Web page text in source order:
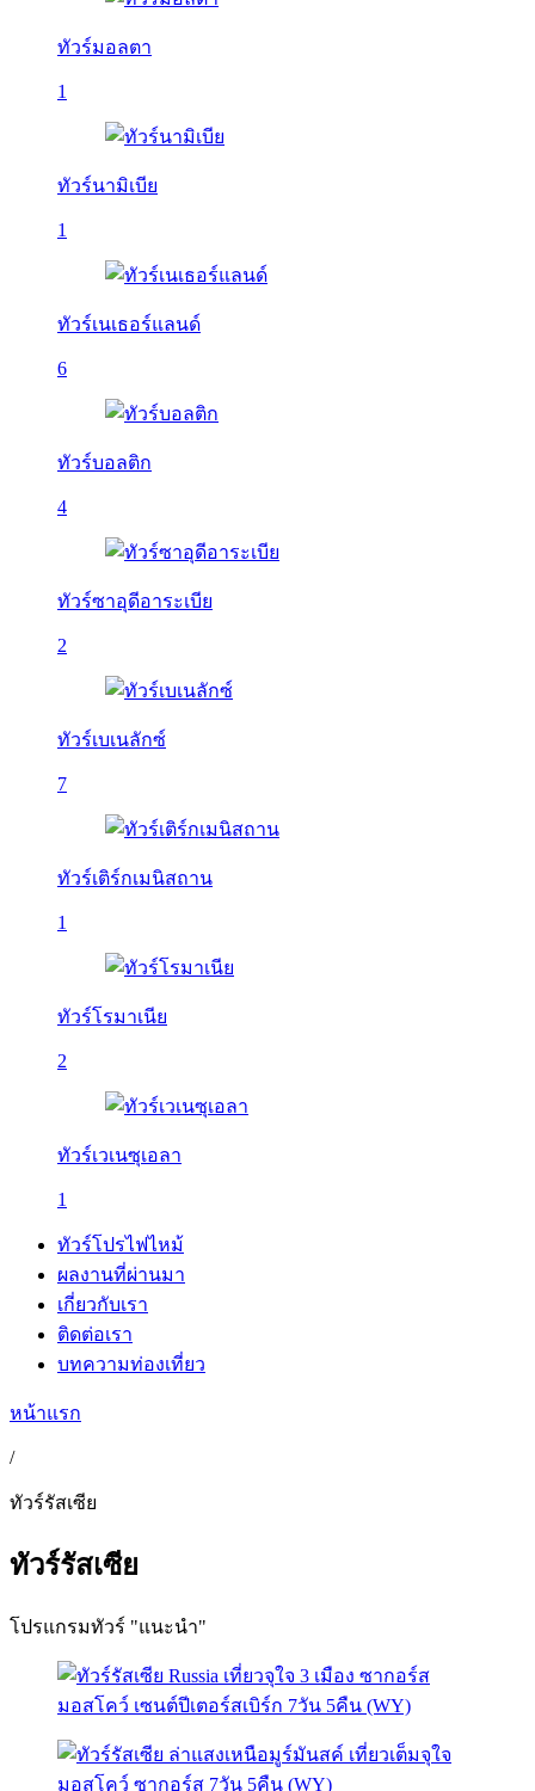
ทัวร์มอลตา
1
ทัวร์นามิเบีย
1
ทัวร์เนเธอร์แลนด์
6
ทัวร์บอลติก
4
ทัวร์ซาอุดีอาระเบีย
2
ทัวร์เบเนลักซ์
7
ทัวร์เติร์กเมนิสถาน
1
ทัวร์โรมาเนีย
2
ทัวร์เวเนซุเอลา
1
ทัวร์โปรไฟไหม้
ผลงานที่ผ่านมา
เกี่ยวกับเรา
ติดต่อเรา
บทความท่องเที่ยว
หน้าแรก
/
ทัวร์รัสเซีย
ทัวร์รัสเซีย
โปรแกรมทัวร์ "แนะนำ"